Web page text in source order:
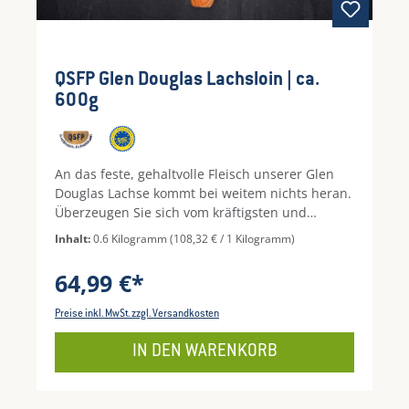
QSFP Glen Douglas Lachsloin | ca.
600g
An das feste, gehaltvolle Fleisch unserer Glen
Douglas Lachse kommt bei weitem nichts heran.
Überzeugen Sie sich vom kräftigsten und
nahezu grätenfreien premium Zuschnitt aus
dem oberen Rücken. Der große
angepassten Aufzucht spiegelt sich im
unvergleichlichen Geschmack und der
werden Sie schnell feststellen, dass die Loins
Inhalt:0.6 Kilogramm(108,32 € / 1 Kilogramm)
64,99 €*
Preise inkl. MwSt. zzgl. Versandkosten
IN DEN WARENKORB